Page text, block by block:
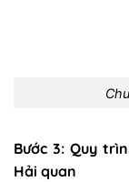
Bước 3: Quy
Hải quan